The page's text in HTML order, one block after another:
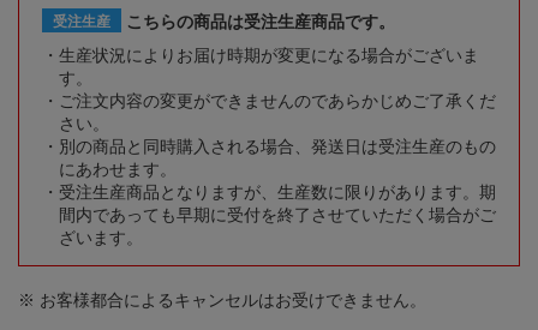
受注生産
こちらの商品は受注生産商品です。
生産状況によりお届け時期が変更になる場合がございま
す。
ご注文内容の変更ができませんのであらかじめご了承くだ
さい。
別の商品と同時購入される場合、発送日は受注生産のもの
にあわせます。
受注生産商品となりますが、生産数に限りがあります。期
間内であっても早期に受付を終了させていただく場合がご
ざいます。
※ お客様都合によるキャンセルはお受けできません。